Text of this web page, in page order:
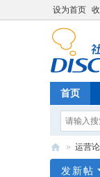
设为首页
首页
» 运营
发新帖